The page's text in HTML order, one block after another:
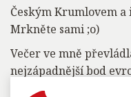
Českým Krumlovem
Mrkněte sami ;o)
Večer ve mně
nejzápadnější bod
Pod ním pláž jako